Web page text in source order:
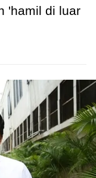
'hamil di luar